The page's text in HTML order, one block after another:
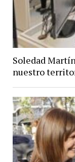
Soledad
nuestro